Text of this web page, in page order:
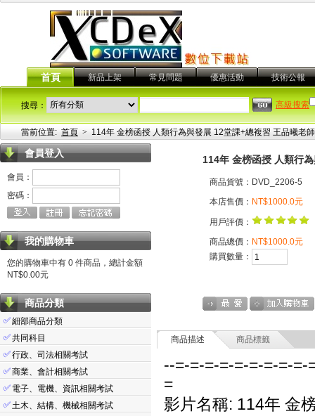
首頁 新品上架 常見問題 優惠活動 技術公報
搜尋： 高級搜索
當前位置: 首頁 > 114年 金榜函授 人類行為與發展 12堂課+總複習 王品曦老
會員登入
會員：
密碼：
我的購物車
您的購物車中有 0 件商品，總計金額
NT$0.00元
商品分類
✅細部商品分類
✅共同科目
✅行政、司法相關考試
✅商業、會計相關考試
✅ 電子、電機、資訊相關考試
✅土木、結構、機械相關考試
114年 金榜函授 人類行
商品貨號：DVD_2206-5
本店售價： NT$1000.0元
用戶評價：
商品總價： NT$1000.0元
購買數量：
商品描述 商品標籤
--=-=-=-=-=-=-=-=-=-
=
影片名稱: 114年 金